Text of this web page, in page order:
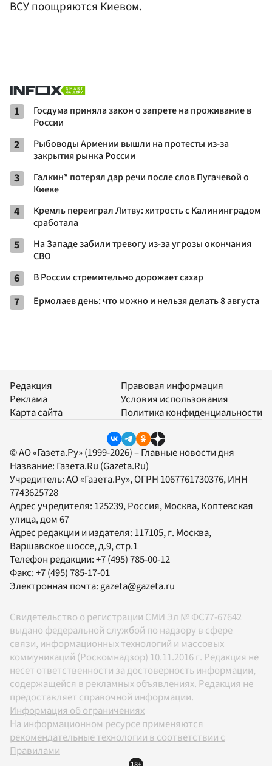
ВСУ поощряются Киевом.
1
Госдума приняла закон о запрете на проживание в
России
2
Рыбоводы Армении вышли на протесты из-за
закрытия рынка России
3
Галкин* потерял дар речи после слов Пугачевой о
Киеве
4
Кремль переиграл Литву: хитрость с Калининградом
сработала
5
На Западе забили тревогу из-за угрозы окончания
СВО
6 В России стремительно дорожает сахар
7 Ермолаев день: что можно и нельзя делать 8 августа
Редакция
Реклама
Карта сайта
Правовая информация
Условия использования
Политика конфиденциальности
© АО «Газета.Ру» (1999-2026) – Главные новости дня
Название: Газета.Ru (Gazeta.Ru)
Учредитель:АО «Газета.Ру», ОГРН 1067761730376, ИНН
7743625728
Адрес учредителя: 125239, Россия, Москва, Коптевская
улица, дом 67
Адрес редакции и издателя: 117105, г. Москва,
Варшавское шоссе, д.9, стр.1
Телефон редакции:+7 (495) 785-00-12
Факс:+7 (495) 785-17-01
Электронная почта: gazeta@gazeta.ru
Свидетельство о регистрации СМИ Эл № ФС77-67642
выдано федеральной службой по надзору в сфере
связи, информационных технологий и массовых
коммуникаций (Роскомнадзор) 10.11.2016 г. Редакция не
несет ответственности за достоверность информации,
содержащейся в рекламных объявлениях. Редакция не
предоставляет справочной информации.
Информация об ограничениях
На информационном ресурсе применяются
рекомендательные технологии в соответствии с
Правилами